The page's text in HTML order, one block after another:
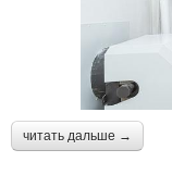
читать дальше →